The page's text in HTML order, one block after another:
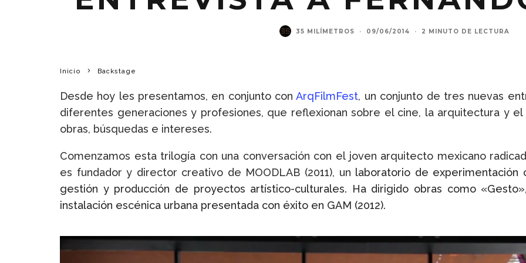
35 MILÍMETROS · 09/06/2014 · 2 MINUTO DE LECTURA
Inicio Backstage
Desde hoy les presentamos, en conjunto conArqFilmFest, un conjunto de tres nuevas
diferentes generaciones y profesiones, que reflexionan sobre el cine, la arquitectura y el
obras, búsquedas e intereses.
Comenzamos esta trilogía con una conversación con el joven arquitecto mexicano
es fundador y director creativo de MOODLAB (2011), un laboratorio de experimentación
gestión y producción de proyectos artístico-culturales. Ha dirigido obras como
instalación escénica urbana presentada con éxito en GAM (2012).